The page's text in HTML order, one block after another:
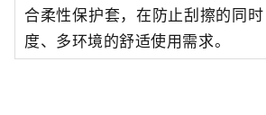
合柔性保护套，在防止刮擦的同
度、多环境的舒适使用需求。